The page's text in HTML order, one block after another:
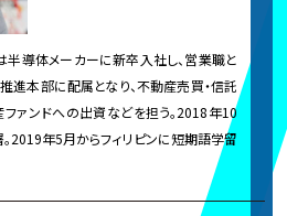
半導体メーカーに新卒入社し、営業職と
進本部に配属となり、不動産売買・信託
ァンドへの出資などを担う。2018年10
2019年5月からフィリピンに短期語学留